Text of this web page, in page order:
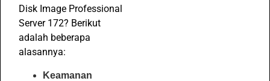
Disk Image Professional
Server 172? Berikut
adalah beberapa
alasannya:
Keamanan